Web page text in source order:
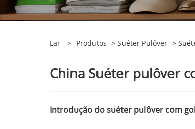
Lar > Produtos > Suéter Pulôver >
China Suéter pulôver
Introdução do suéter pulôver com